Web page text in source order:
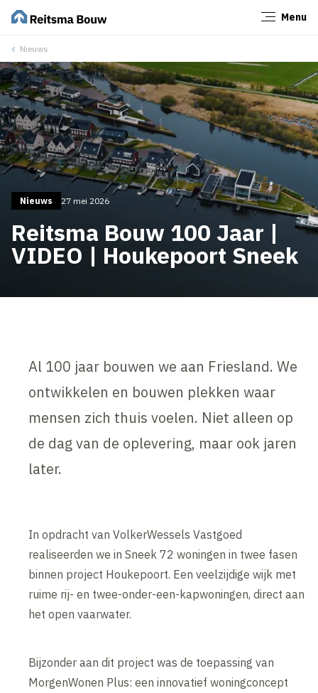
Menu
Nieuws
Nieuws 27 mei 2026
Reitsma Bouw 100 Jaar |
VIDEO | Houkepoort Sneek
Al 100 jaar bouwen we aan Friesland. We
ontwikkelen en bouwen plekken waar
mensen zich thuis voelen. Niet alleen op
de dag van de oplevering, maar ook jaren
later.
In opdracht van VolkerWessels Vastgoed
realiseerden we in Sneek 72 woningen in twee fasen
binnen project Houkepoort. Een veelzijdige wijk met
ruime rij- en twee-onder-een-kapwoningen, direct aan
het open vaarwater.
Bijzonder aan dit project was de toepassing van
MorgenWonen Plus: een innovatief woningconcept
Sluiten